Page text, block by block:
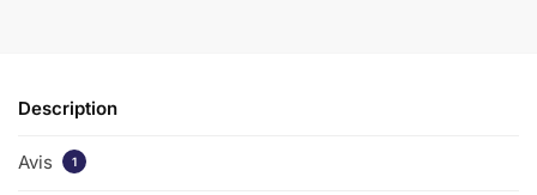
Description
Avis 1